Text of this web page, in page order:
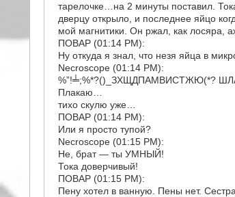
тарелочке…на 2 минуты поставил.
дверцу открыло, и последнее яйцо
мой магнитики. Он ржал, как лосяра,
ПОВАР (01:14 PM):
Ну откуда я знал, что незя яйца в
Necroscope (01:14 PM):
%”!╧;%*?()_ЗХЩДПАМВИСТЖЮ(*?
Плакаю…
тихо скулю уже…
ПОВАР (01:14 PM):
Или я просто тупой?
Necroscope (01:15 PM):
Не, брат — ты УМНЫЙ!
Тока доверчивый!
ПОВАР (01:15 PM):
Пену хотел в ванную. Пены нет.